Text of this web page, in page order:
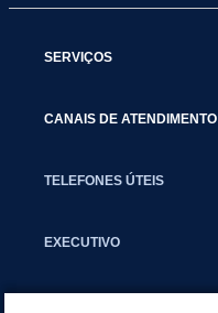
SERVIÇOS
CANAIS DE ATENDIMENTO
TELEFONES ÚTEIS
EXECUTIVO